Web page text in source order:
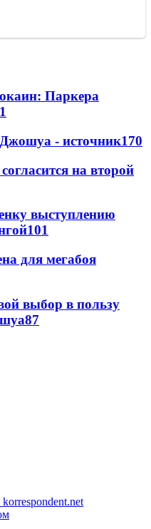
Паркера
- источник170
на второй
выступлению
101
для мегабоя
выбор в пользу
87